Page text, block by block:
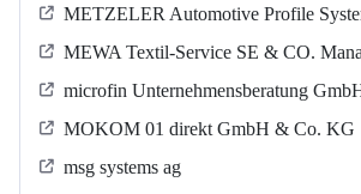
METZELER Automotive Profile
MEWA Textil-Service SE & CO.
microfin Unternehmensberatung
MOKOM 01 direkt GmbH & Co. KG
msg systems ag